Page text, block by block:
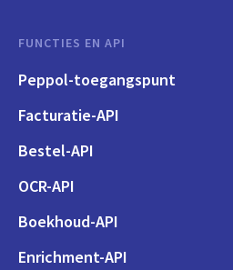
FUNCTIES EN API
Peppol-toegangspunt
Facturatie-API
Bestel-API
OCR-API
Boekhoud-API
Enrichment-API